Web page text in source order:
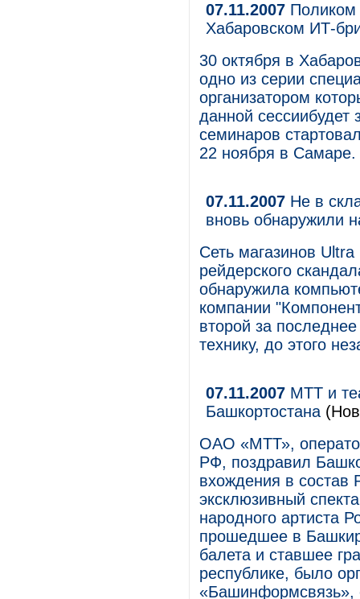
07.11.2007 Поликом
Хабаровском ИТ-
30 октября в
одно из серии
организатором
данной сессиибудет
семинаров
22 ноября в Самаре.
07.11.2007 Не в
вновь обнаружили
Сеть магазинов
рейдерского
обнаружила
компании
второй за
технику, до этого
07.11.2007 МТТ и
Башкортостана
ОАО «МТТ»,
РФ, поздравил
вхождения в состав
эксклюзивный
народного артиста
прошедшее в
балета и ставшее
республике, было
«Башинформсвязь»,